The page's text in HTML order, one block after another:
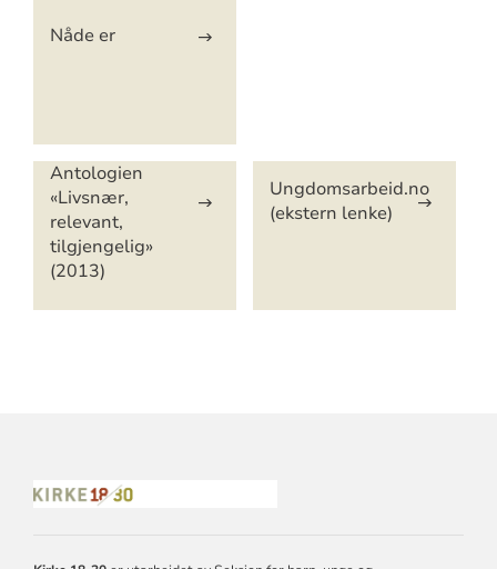
Nåde er
Antologien
«Livsnær,
relevant,
tilgjengelig»
(2013)
Ungdomsarbeid.no
(ekstern lenke)